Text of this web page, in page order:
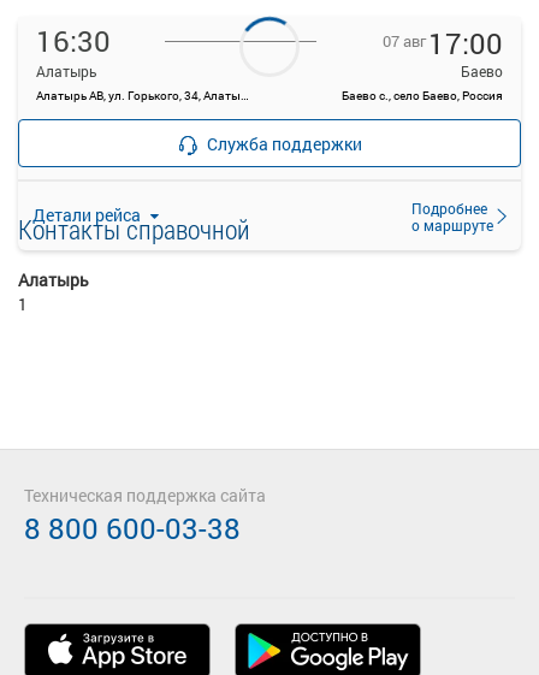
16:30
Алатырь
Алатырь АВ, ул. Горького, 34, Алатырь
07 авг 17:00
Баево
Баево с., село Баево, Россия
Детали рейса
Подробнее
о маршруте
—
Продажа билетов
прекращена
Служба поддержки
Контакты справочной
Алатырь
1
Техническая поддержка сайта
8 800 600-03-38